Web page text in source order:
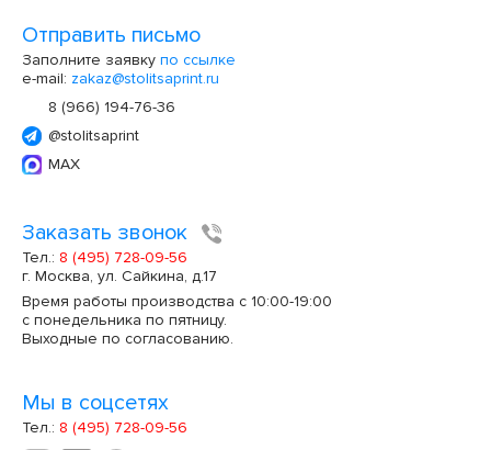
Отправить письмо
Заполните заявку по ссылке
e-mail: zakaz@stolitsaprint.ru
8 (966) 194-76-36
@stolitsaprint
MAX
Заказать звонок
Тел.: 8 (495) 728-09-56
г. Москва, ул. Сайкина, д.17
Время работы производства с 10:00-19:00
с понедельника по пятницу.
Выходные по согласованию.
Мы в соцсетях
Тел.: 8 (495) 728-09-56